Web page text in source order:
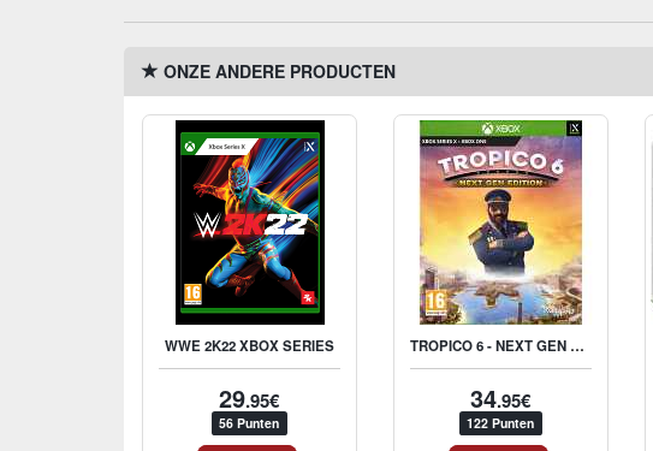
ONZE ANDERE PRODUCTEN
WWE 2K22 XBOX SERIES
29.95€
56 Punten
TROPICO 6 - NEXT GEN EDITION
34.95€
122 Punten